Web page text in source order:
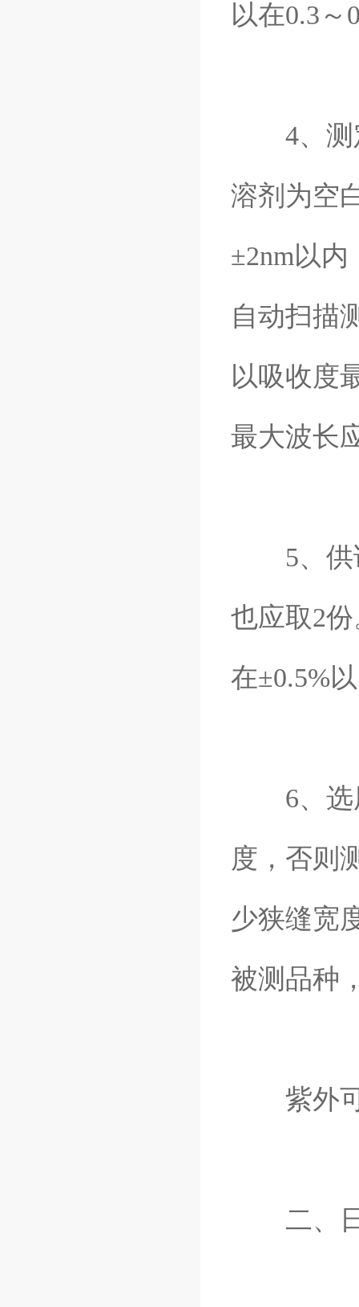
以在0.3～
4、测定
溶剂为空
±2nm以
自动扫描
以吸收度
最大波长
5、供试
也应取2
在±0.5%
6、选用
度，否则
少狭缝宽
被测品种
紫外可
二、日